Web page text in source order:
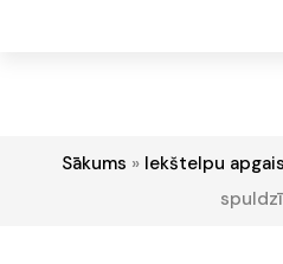
Sākums » Iekštelpu